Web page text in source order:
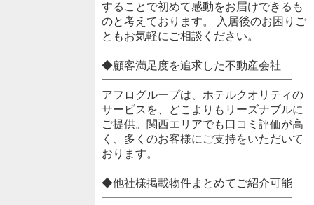
することで初めて感動をお届けできるも
のと考えております。 入居後のお困りご
ともお気軽にご相談ください。
◆顧客満足度を追求した不動産会社
━━━━━━━━━━━━━━━━━
アフログループは、ホテルクオリティの
サービスを、どこよりもリーズナブルに
ご提供。関西エリアでも口コミ評価が高
く、多くのお客様にご支持をいただいて
おります。
◆他社様掲載物件まとめてご紹介可能
━━━━━━━━━━━━━━━━━